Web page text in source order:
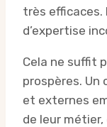
très
d’expertise
Cela ne suffit
prospères. Un
et externes
de leur